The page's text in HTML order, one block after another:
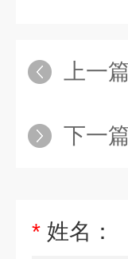
上一
下一篇
* 姓名：